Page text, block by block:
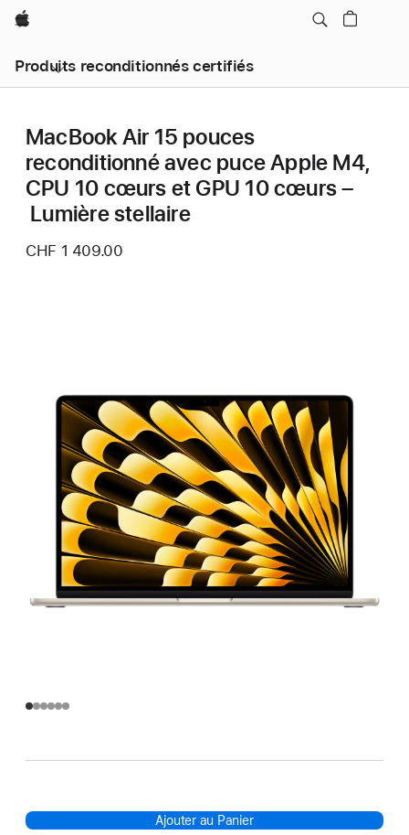
Apple
Produits reconditionnés certifiés
MacBook Air 15 pouces
reconditionné avec puce Apple M4,
CPU 10 cœurs et GPU 10 cœurs –
Lumière stellaire
CHF 1 409.00
Ajouter au Panier